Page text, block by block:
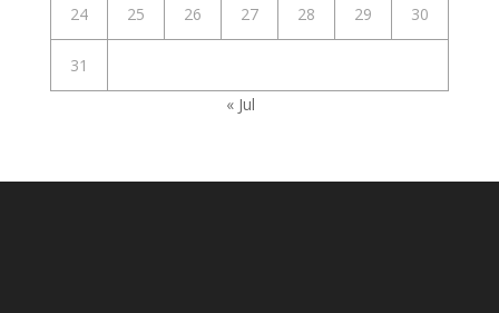
24 25 26 27 28 29 30
31
« Jul